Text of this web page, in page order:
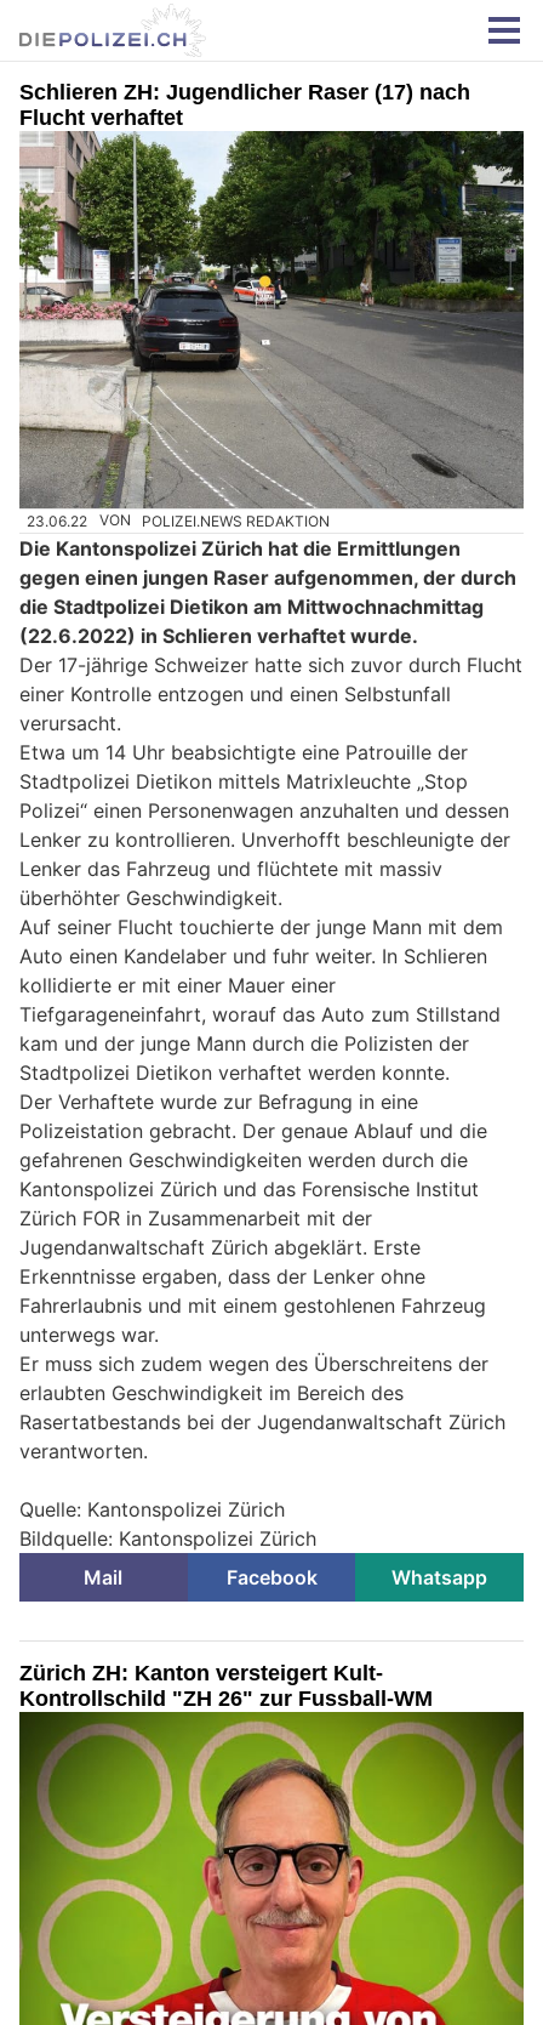
Schlieren ZH: Jugendlicher Raser (17) nach
Flucht verhaftet
23.06.22 VON POLIZEI.NEWS REDAKTION
Die Kantonspolizei Zürich hat die Ermittlungen
gegen einen jungen Raser aufgenommen, der durch
die Stadtpolizei Dietikon am Mittwochnachmittag
(22.6.2022) in Schlieren verhaftet wurde.
Der 17-jährige Schweizer hatte sich zuvor durch Flucht
einer Kontrolle entzogen und einen Selbstunfall
verursacht.
Etwa um 14 Uhr beabsichtigte eine Patrouille der
Stadtpolizei Dietikon mittels Matrixleuchte „Stop
Polizei“ einen Personenwagen anzuhalten und dessen
Lenker zu kontrollieren. Unverhofft beschleunigte der
Lenker das Fahrzeug und flüchtete mit massiv
überhöhter Geschwindigkeit.
Auf seiner Flucht touchierte der junge Mann mit dem
Auto einen Kandelaber und fuhr weiter. In Schlieren
kollidierte er mit einer Mauer einer
Tiefgarageneinfahrt, worauf das Auto zum Stillstand
kam und der junge Mann durch die Polizisten der
Stadtpolizei Dietikon verhaftet werden konnte.
Der Verhaftete wurde zur Befragung in eine
Polizeistation gebracht. Der genaue Ablauf und die
gefahrenen Geschwindigkeiten werden durch die
Kantonspolizei Zürich und das Forensische Institut
Zürich FOR in Zusammenarbeit mit der
Jugendanwaltschaft Zürich abgeklärt. Erste
Erkenntnisse ergaben, dass der Lenker ohne
Fahrerlaubnis und mit einem gestohlenen Fahrzeug
unterwegs war.
Er muss sich zudem wegen des Überschreitens der
erlaubten Geschwindigkeit im Bereich des
Rasertatbestands bei der Jugendanwaltschaft Zürich
verantworten.
Quelle: Kantonspolizei Zürich
Bildquelle: Kantonspolizei Zürich
Mail
Facebook Whatsapp
Zürich ZH: Kanton versteigert Kult-
Kontrollschild "ZH 26" zur Fussball-WM